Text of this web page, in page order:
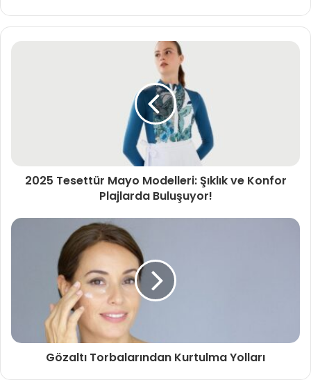
2025 Tesettür Mayo Modelleri: Şıklık ve Konfor
Plajlarda Buluşuyor!
Gözaltı Torbalarından Kurtulma Yolları